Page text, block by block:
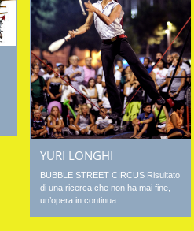
YURI LONGHI
BUBBLE STREET CIRCUS Risultato
di una ricerca che non ha mai fine,
un’opera in continua...